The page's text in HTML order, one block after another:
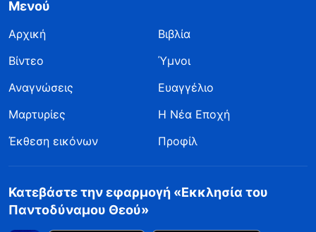
Μενού
Αρχική
Βιβλία
Βίντεο
Ύμνοι
Αναγνώσεις
Ευαγγέλιο
Μαρτυρίες
Η Νέα Εποχή
Έκθεση εικόνων
Προφίλ
Κατεβάστε την εφαρμογή «Εκκλησία του
Παντοδύναμου Θεού»